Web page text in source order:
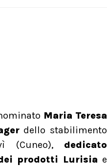
Maria Teresa
dello stabilimento
(Cuneo), dedicato
prodotti Lurisia e